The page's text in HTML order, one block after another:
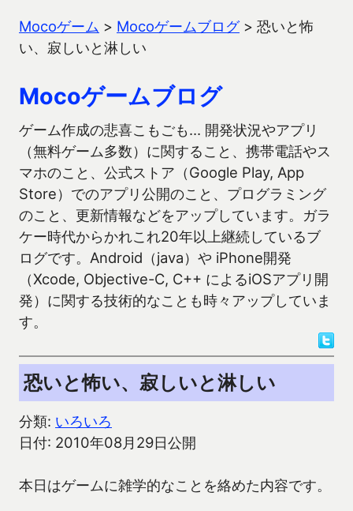
Mocoゲーム > Mocoゲームブログ> 恐いと怖
い、寂しいと淋しい
Mocoゲームブログ
ゲーム作成の悲喜こもごも… 開発状況やアプリ
（無料ゲーム多数）に関すること、携帯電話やス
マホのこと、公式ストア（Google Play, App
Store）でのアプリ公開のこと、プログラミング
のこと、更新情報などをアップしています。ガラ
ケー時代からかれこれ20年以上継続しているブ
ログです。Android（java）や iPhone開発
（Xcode, Objective-C, C++ によるiOSアプリ開
発）に関する技術的なことも時々アップしていま
す。
恐いと怖い、寂しいと淋しい
分類: いろいろ
日付: 2010年08月29日公開
本日はゲームに雑学的なことを絡めた内容です。